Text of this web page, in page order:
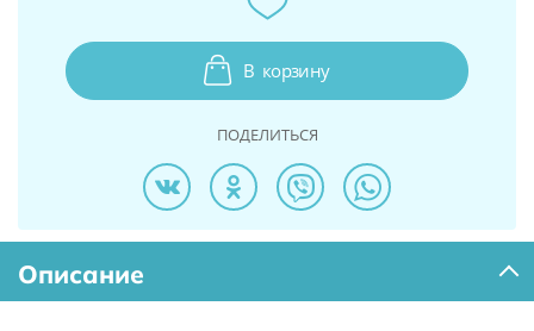
В корзину
ПОДЕЛИТЬСЯ
Описание